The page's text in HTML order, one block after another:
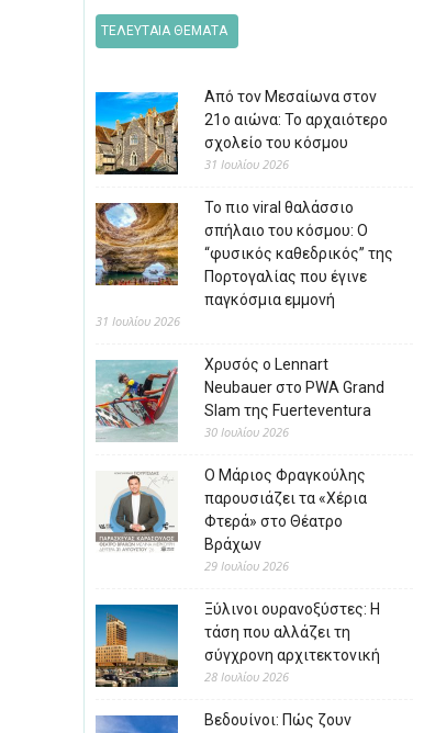
ΤΕΛΕΥΤΑΙΑ ΘΕΜΑΤΑ
Από τον Μεσαίωνα στον
21ο αιώνα: Το αρχαιότερο
σχολείο του κόσμου
31 Ιουλίου 2026
Το πιο viral θαλάσσιο
σπήλαιο του κόσμου: Ο
“φυσικός καθεδρικός” της
Πορτογαλίας που έγινε
παγκόσμια εμμονή
31 Ιουλίου 2026
Χρυσός ο Lennart
Neubauer στο PWA Grand
Slam της Fuerteventura
30 Ιουλίου 2026
Ο Μάριος Φραγκούλης
παρουσιάζει τα «Χέρια
Φτερά» στο Θέατρο
Βράχων
29 Ιουλίου 2026
Ξύλινοι ουρανοξύστες: Η
τάση που αλλάζει τη
σύγχρονη αρχιτεκτονική
28 Ιουλίου 2026
Βεδουίνοι: Πώς ζουν